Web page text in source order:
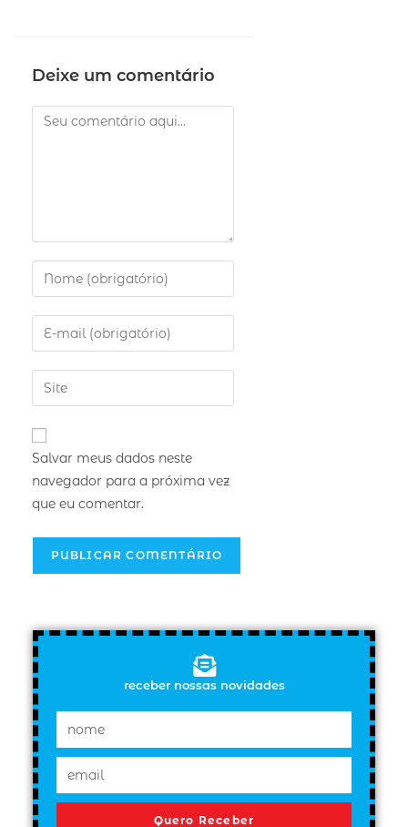
Deixe um comentário
Salvar meus dados neste
navegador para a próxima vez
que eu comentar.
receber nossas novidades
Quero Receber